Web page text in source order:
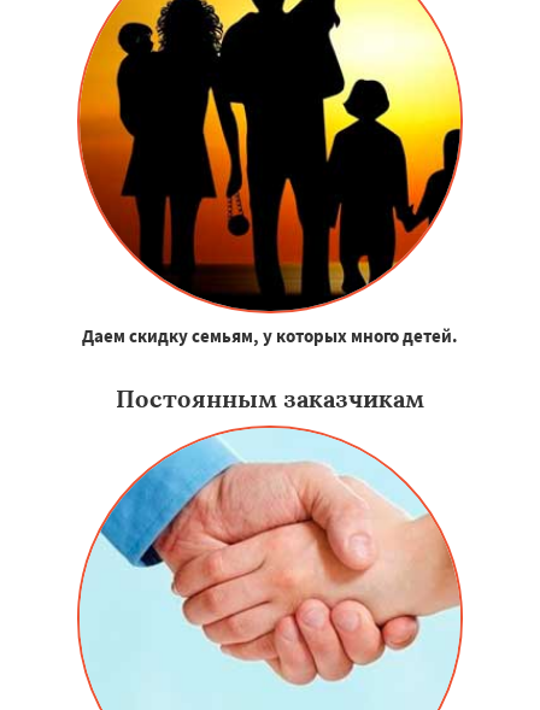
Даем скидку семьям, у которых много детей.
Постоянным заказчикам